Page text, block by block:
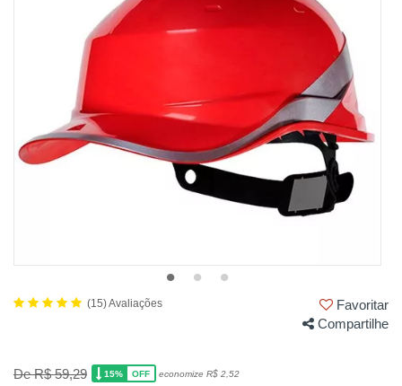
(15) Avaliações
Favoritar
Compartilhe
De R$ 59,29 15% OFF economize R$ 2,52